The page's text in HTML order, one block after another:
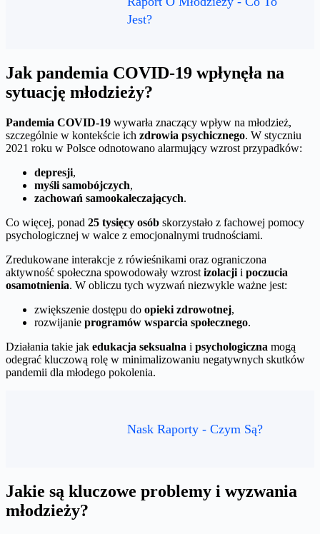
Jest?
Jak pandemia COVID-19 wpłynęła na
sytuację młodzieży?
Pandemia COVID-19 wywarła znaczący wpływ na młodzież,
szczególnie w kontekście ich zdrowia psychicznego. W styczniu
2021 roku w Polsce odnotowano alarmujący wzrost przypadków:
depresji,
myśli samobójczych,
zachowań samookaleczających.
Co więcej, ponad 25 tysięcy osób skorzystało z fachowej pomocy
psychologicznej w walce z emocjonalnymi trudnościami.
Zredukowane interakcje z rówieśnikami oraz ograniczona
aktywność społeczna spowodowały wzrost izolacji i poczucia
osamotnienia. W obliczu tych wyzwań niezwykle ważne jest:
zwiększenie dostępu do opieki zdrowotnej,
rozwijanie programów wsparcia społecznego.
Działania takie jak edukacja seksualna i psychologiczna mogą
odegrać kluczową rolę w minimalizowaniu negatywnych skutków
pandemii dla młodego pokolenia.
Nask Raporty - Czym Są?
Jakie są kluczowe problemy i wyzwania
młodzieży?